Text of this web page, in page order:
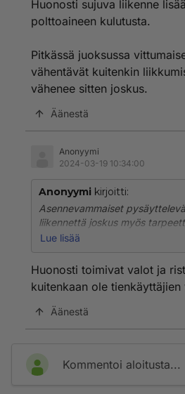
tulossa ketään palaa helvetti
mistä joku olisi tulossa paistaa
ketään jonka mielestä tämä on
fiksua? Ei tässä jumalauta ole
Pelkkkää kyykytystä
Huonosti sujuva liikenne
polttoaineen kulutusta.
Pitkässä juoksussa
vähentävät kuitenkin
vähenee sitten joskus.
Äänestä
Anonyymi
2024-03-19 10:34:00
Anonyymi kirjoitti:
Asennevammaiset
liikennettä joskus myös
Monesta toimivasta
Lue lisää
Huonosti toimivat valot ja
kuitenkaan ole tienkäyttäjien
Äänestä
Kommentoi aloitusta...